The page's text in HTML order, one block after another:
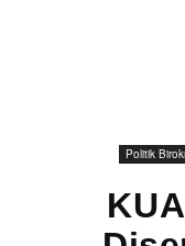
Politik